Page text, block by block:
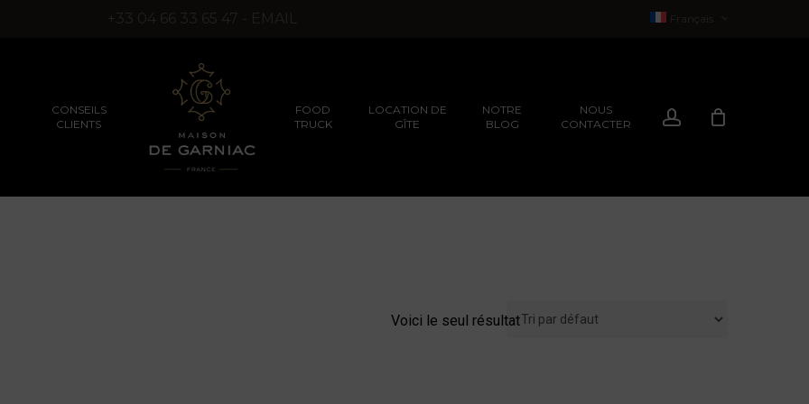
+33 04 66 33 65 47 - EMAIL Français
CONSEILS
CLIENTS
FOOD
TRUCK
LOCATION DE
GÎTE
NOTRE
BLOG
NOUS
CONTACTER
Compte
Voici le seul résultat